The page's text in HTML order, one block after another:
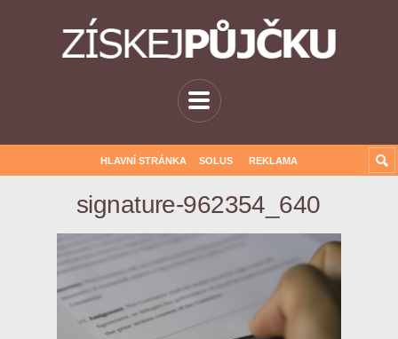
HLAVNÍ STRÁNKA SOLUS REKLAMA
signature-962354_640